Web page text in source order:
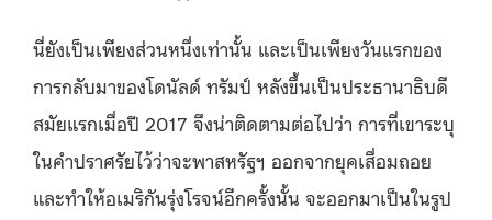
นี่ยังเป็นเพียงส่วนหนึ่งเท่านั้น และเป็นเพียงวันแรกของ
การกลับมาของโดนัลด์ ทรัมป์ หลังขึ้นเป็นประธานาธิบดี
สมัยแรกเมื่อปี 2017 จึงน่าติดตามต่อไปว่า การที่เขาระบุ
ในคำปราศรัยไว้ว่าจะพาสหรัฐฯ ออกจากยุคเสื่อมถอย
และทำให้อเมริกันรุ่งโรจน์อีกครั้งนั้น จะออกมาเป็นในรูป